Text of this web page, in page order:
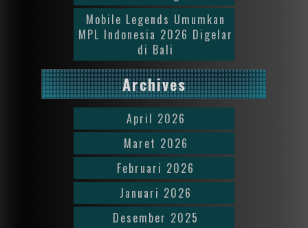
Mobile Legends Umumkan
MPL Indonesia 2026 Digelar
di Bali
Archives
April 2026
Maret 2026
Februari 2026
Januari 2026
Desember 2025